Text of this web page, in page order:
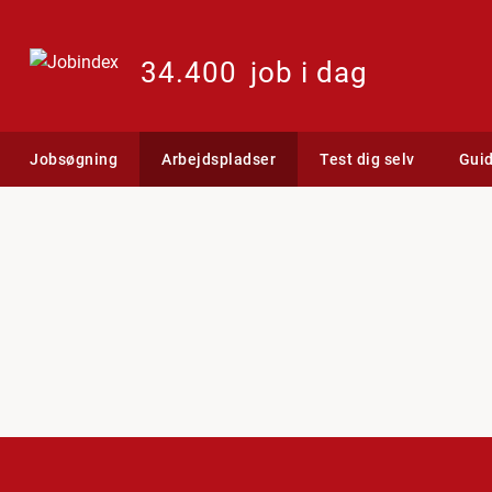
34.400 job i dag
Jobsøgning Arbejdspladser Test dig selv